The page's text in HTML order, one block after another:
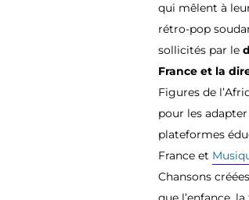
qui mêlent à
rétro-pop
sollicités par le
France et la
Figures de
pour les
plateformes
France et
Chansons